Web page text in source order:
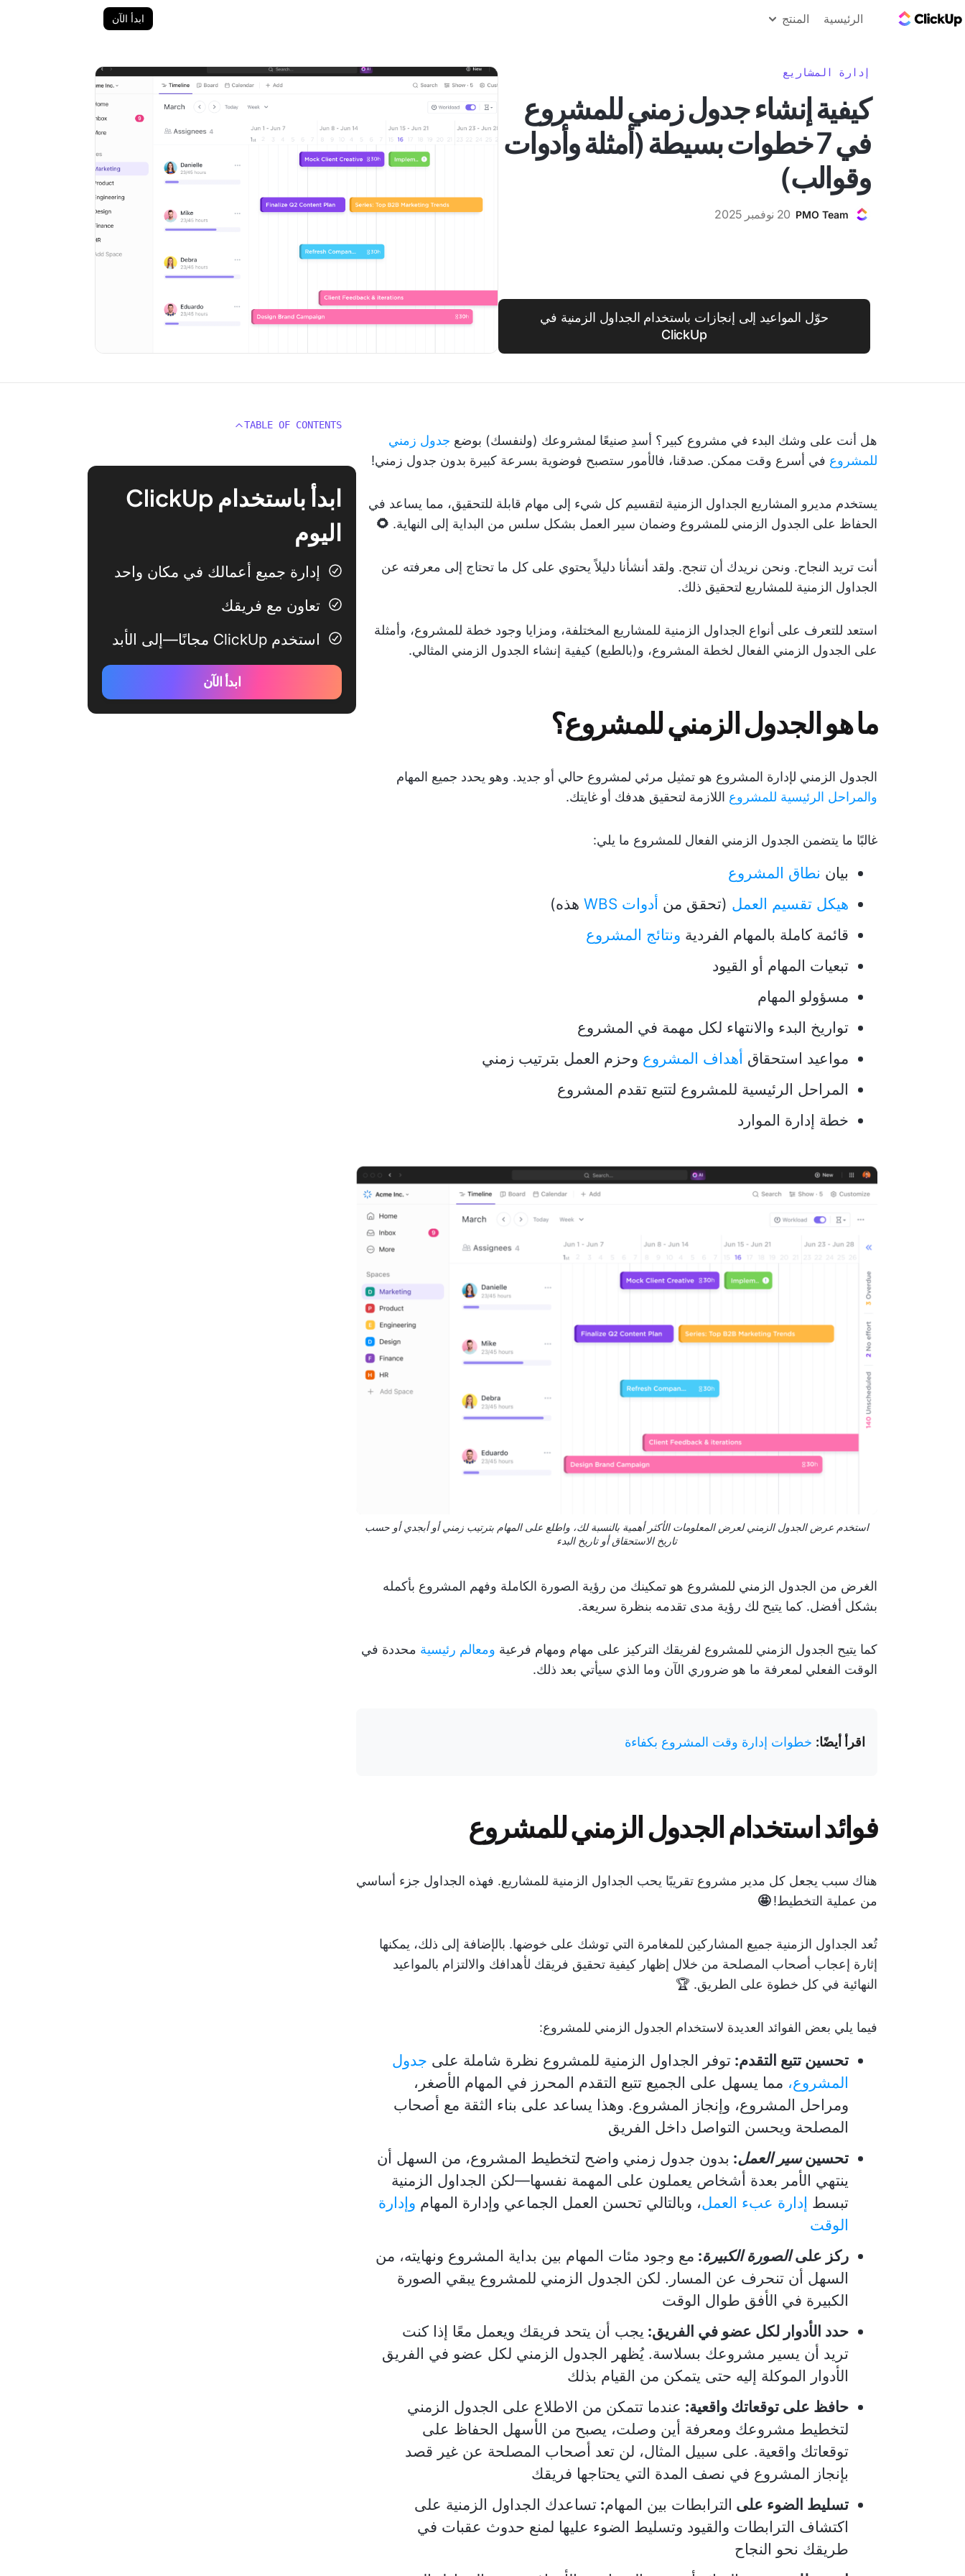
الرئيسية المنتج ابدأ الآن
إدارة المشاريع
كيفية إنشاء جدول زمني للمشروع
في 7 خطوات بسيطة (أمثلة وأدوات
وقوالب)
PMO Team 20 نوفمبر 2025
حوّل المواعيد إلى إنجازات باستخدام الجداول الزمنية في
ClickUp
هل أنت على وشك البدء في مشروع كبير؟ أسدِ صنيعًا لمشروعك (ولنفسك) بوضع جدول زمني
للمشروع في أسرع وقت ممكن. صدقنا، فالأمور ستصبح فوضوية بسرعة كبيرة بدون جدول زمني!
يستخدم مديرو المشاريع الجداول الزمنية لتقسيم كل شيء إلى مهام قابلة للتحقيق، مما يساعد في
الحفاظ على الجدول الزمني للمشروع وضمان سير العمل بشكل سلس من البداية إلى النهاية. 🌻
أنت تريد النجاح. ونحن نريدك أن تنجح. ولقد أنشأنا دليلاً يحتوي على كل ما تحتاج إلى معرفته عن
الجداول الزمنية للمشاريع لتحقيق ذلك.
استعد للتعرف على أنواع الجداول الزمنية للمشاريع المختلفة، ومزايا وجود خطة للمشروع، وأمثلة
على الجدول الزمني الفعال لخطة المشروع، و(بالطبع) كيفية إنشاء الجدول الزمني المثالي.
ما هو الجدول الزمني للمشروع؟
الجدول الزمني لإدارة المشروع هو تمثيل مرئي لمشروع حالي أو جديد. وهو يحدد جميع المهام
والمراحل الرئيسية للمشروع اللازمة لتحقيق هدفك أو غايتك.
غالبًا ما يتضمن الجدول الزمني الفعال للمشروع ما يلي:
بيان نطاق المشروع
هيكل تقسيم العمل (تحقق من أدوات WBS
هذه)
قائمة كاملة بالمهام الفردية ونتائج المشروع
تبعيات المهام أو القيود
مسؤولو المهام
تواريخ البدء والانتهاء لكل مهمة في المشروع
مواعيد استحقاق أهداف المشروع وحزم العمل بترتيب زمني
المراحل الرئيسية للمشروع لتتبع تقدم المشروع
خطة إدارة الموارد
استخدم عرض الجدول الزمني لعرض المعلومات الأكثر أهمية بالنسبة لك، واطلع على المهام بترتيب زمني أو أبجدي أو حسب
تاريخ الاستحقاق أو تاريخ البدء
الغرض من الجدول الزمني للمشروع هو تمكينك من رؤية الصورة الكاملة وفهم المشروع بأكمله
بشكل أفضل. كما يتيح لك رؤية مدى تقدمه بنظرة سريعة.
كما يتيح الجدول الزمني للمشروع لفريقك التركيز على مهام ومهام فرعية ومعالم رئيسية محددة في
الوقت الفعلي لمعرفة ما هو ضروري الآن وما الذي سيأتي بعد ذلك.
اقرأ أيضًا: خطوات إدارة وقت المشروع بكفاءة
فوائد استخدام الجدول الزمني للمشروع
هناك سبب يجعل كل مدير مشروع تقريبًا يحب الجداول الزمنية للمشاريع. فهذه الجداول جزء أساسي
من عملية التخطيط!🤩
تُعد الجداول الزمنية جميع المشاركين للمغامرة التي توشك على خوضها. بالإضافة إلى ذلك، يمكنها
إثارة إعجاب أصحاب المصلحة من خلال إظهار كيفية تحقيق فريقك لأهدافك والالتزام بالمواعيد
النهائية في كل خطوة على الطريق. 🏆
فيما يلي بعض الفوائد العديدة لاستخدام الجدول الزمني للمشروع:
تحسين تتبع التقدم: توفر الجداول الزمنية للمشروع نظرة شاملة على جدول
المشروع، مما يسهل على الجميع تتبع التقدم المحرز في المهام الأصغر،
ومراحل المشروع، وإنجاز المشروع. وهذا يساعد على بناء الثقة مع أصحاب
المصلحة ويحسن التواصل داخل الفريق
تحسينسير العمل: بدون جدول زمني واضح لتخطيط المشروع، من السهل أن
ينتهي الأمر بعدة أشخاص يعملون على المهمة نفسها—لكن الجداول الزمنية
تبسط إدارة عبء العمل، وبالتالي تحسن العمل الجماعي وإدارة المهام وإدارة
الوقت
ركز علىالصورة الكبيرة: مع وجود مئات المهام بين بداية المشروع ونهايته، من
السهل أن تنحرف عن المسار. لكن الجدول الزمني للمشروع يبقي الصورة
الكبيرة في الأفق طوال الوقت
حدد الأدوار لكل عضو في الفريق: يجب أن يتحد فريقك ويعمل معًا إذا كنت
تريد أن يسير مشروعك بسلاسة. يُظهر الجدول الزمني لكل عضو في الفريق
الأدوار الموكلة إليه حتى يتمكن من القيام بذلك
حافظ على توقعاتك واقعية: عندما تتمكن من الاطلاع على الجدول الزمني
لتخطيط مشروعك ومعرفة أين وصلت، يصبح من الأسهل الحفاظ على
توقعاتك واقعية. على سبيل المثال، لن تعد أصحاب المصلحة عن غير قصد
بإنجاز المشروع في نصف المدة التي يحتاجها فريقك
تسليط الضوء على الترابطات بين المهام: تساعدك الجداول الزمنية على
اكتشاف الترابطات والقيود وتسليط الضوء عليها لمنع حدوث عقبات في
طريقك نحو النجاح
TABLE OF CONTENTS
ابدأ باستخدام ClickUp
اليوم
إدارة جميع أعمالك في مكان واحد
تعاون مع فريقك
استخدم ClickUp مجانًا—إلى الأبد
ابدأ الآن